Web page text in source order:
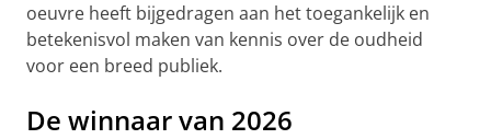
oeuvre heeft bijgedragen aan het toegankelijk en
betekenisvol maken van kennis over de oudheid
voor een breed publiek.
De winnaar van 2026